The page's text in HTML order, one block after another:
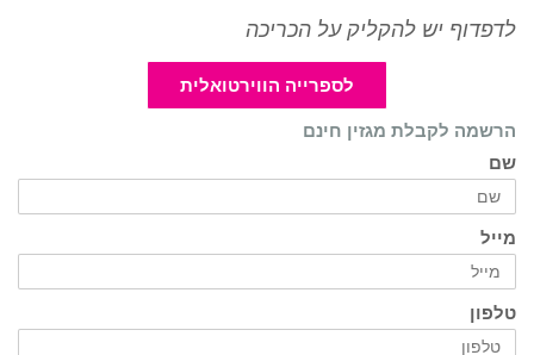
לדפדוף יש להקליק על הכריכה
לספרייה הווירטואלית
הרשמה לקבלת מגזין חינם
שם
מייל
טלפון